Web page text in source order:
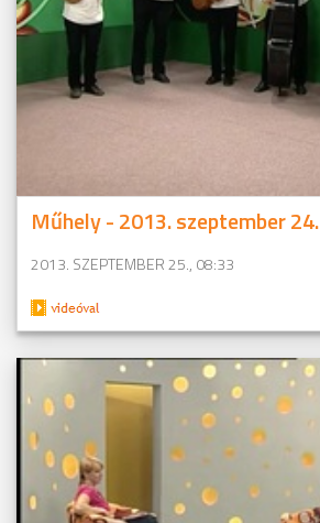
Műhely - 2013. szeptember 24.
2013. SZEPTEMBER 25., 08:33